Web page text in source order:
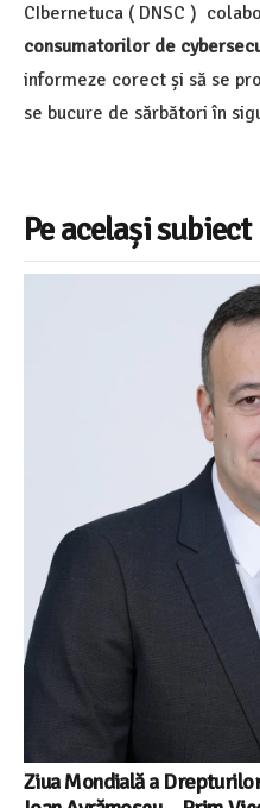
CIbernetuca ( DNSC )
consumatorilor de
informeze corect și să se
se bucure de sărbători în
Pe același subiect
Ziua Mondială a